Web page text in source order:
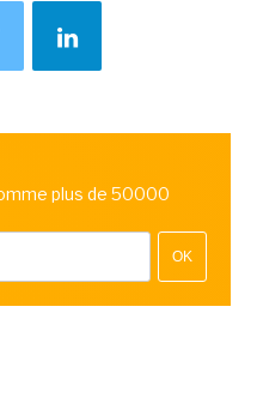
plus de 50000
OK